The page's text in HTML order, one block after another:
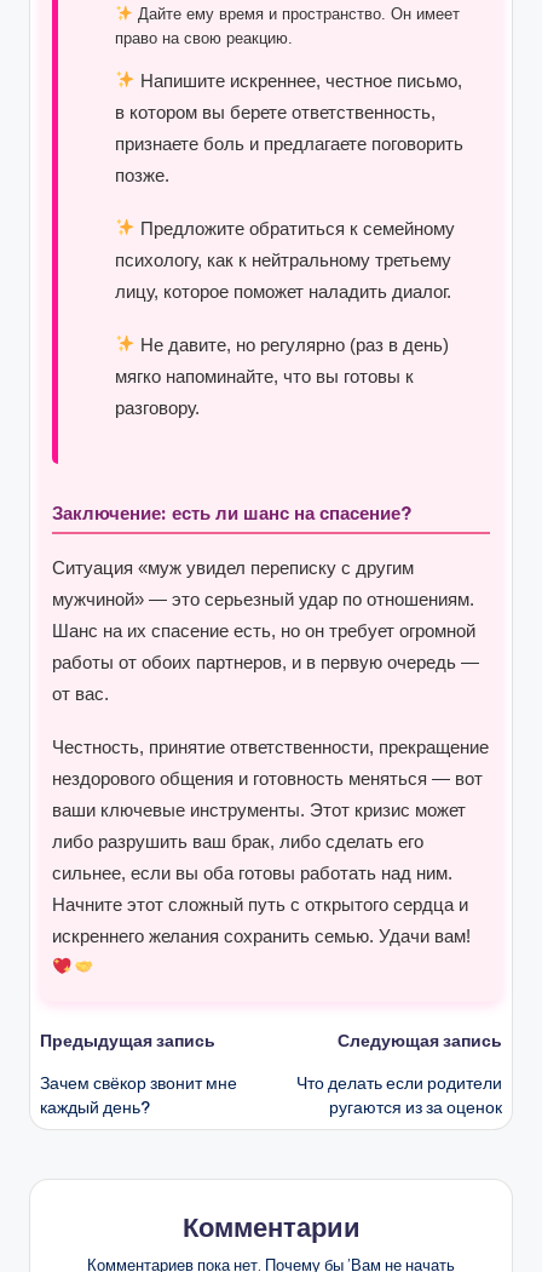
Дайте ему время и пространство. Он имеет
право на свою реакцию.
Напишите искреннее, честное письмо,
в котором вы берете ответственность,
признаете боль и предлагаете поговорить
позже.
Предложите обратиться к семейному
психологу, как к нейтральному третьему
лицу, которое поможет наладить диалог.
Не давите, но регулярно (раз в день)
мягко напоминайте, что вы готовы к
разговору.
Заключение: есть ли шанс на спасение?
Ситуация «муж увидел переписку с другим
мужчиной» — это серьезный удар по отношениям.
Шанс на их спасение есть, но он требует огромной
работы от обоих партнеров, и в первую очередь —
от вас.
Честность, принятие ответственности, прекращение
нездорового общения и готовность меняться — вот
ваши ключевые инструменты. Этот кризис может
либо разрушить ваш брак, либо сделать его
сильнее, если вы оба готовы работать над ним.
Начните этот сложный путь с открытого сердца и
искреннего желания сохранить семью. Удачи вам!
Навигация
записи
Предыдущая запись
Зачем свёкор звонит мне
каждый день?
Следующая запись
Что делать если родители
ругаются из за оценок
Комментарии
Комментариев пока нет. Почему бы ’Вам не начать